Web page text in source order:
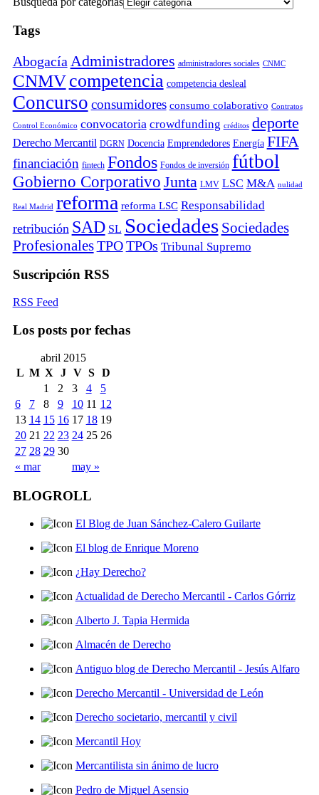
Tags
Abogacía Administradores administradores sociales CNMC
CNMV competencia competencia desleal
Concurso consumidores consumo colaborativo Contratos
Control Económico convocatoria crowdfunding créditos deporte
Derecho Mercantil DGRN Docencia Emprendedores Energía FIFA
financiación fintech Fondos Fondos de inversión fútbol
Gobierno Corporativo Junta LMV LSC M&A nulidad
Real Madrid reforma reforma LSC Responsabilidad
retribución SAD SL Sociedades Sociedades
Profesionales TPO TPOs Tribunal Supremo
Suscripción RSS
RSS Feed
Los posts por fechas
abril 2015
L M X J V S D
« mar may »
1 2 3 4
5
6
7 8 9 10 11 12
13 14 15 16 17 18 19
20 21 22 23 24 25 26
27 28 29 30
BLOGROLL
El Blog de Juan Sánchez-Calero Guilarte
El blog de Enrique Moreno
¿Hay Derecho?
Actualidad de Derecho Mercantil - Carlos Górriz
Alberto J. Tapia Hermida
Almacén de Derecho
Antiguo blog de Derecho Mercantil - Jesús Alfaro
Derecho Mercantil - Universidad de León
Derecho societario, mercantil y civil
Mercantil Hoy
Mercantilista sin ánimo de lucro
Pedro de Miguel Asensio